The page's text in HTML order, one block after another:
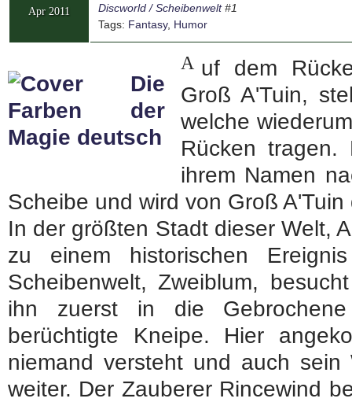
Apr 2011 Discworld / Scheibenwelt#1
Tags: Fantasy, Humor
A uf dem
Groß A'Tuin,
welche
Rücken tragen.
ihrem Namen
Scheibe und wird von Groß
In der größten Stadt dieser Welt,
zu einem historischen
Scheibenwelt, Zweiblum,
ihn zuerst in die
berüchtigte Kneipe. Hier
niemand versteht und auch
weiter. Der Zauberer Rincewind